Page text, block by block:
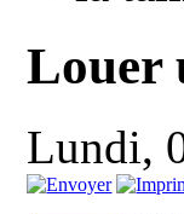
Louer
Lundi,